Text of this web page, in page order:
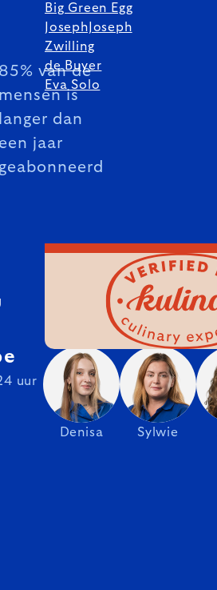
85% van de
mensen is
langer dan
een jaar
geabonneerd
Big Green Egg
JosephJoseph
Zwilling
de Buyer
Eva Solo
Denisa Sylwie
uur